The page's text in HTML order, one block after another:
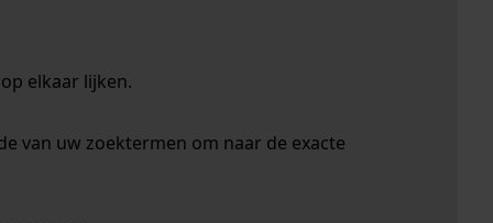
elkaar lijken.
van uw zoektermen om naar de exacte